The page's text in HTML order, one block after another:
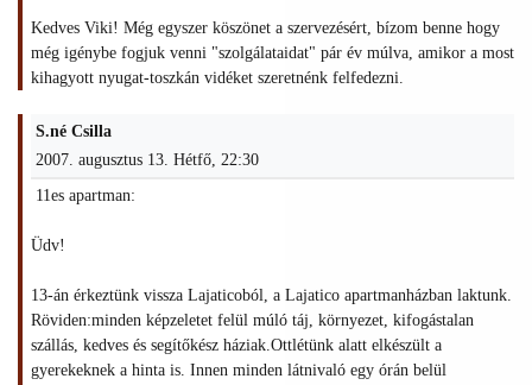
Kedves Viki! Még egyszer köszönet a szervezésért, bízom benne hogy
még igénybe fogjuk venni "szolgálataidat" pár év múlva, amikor a most
kihagyott nyugat-toszkán vidéket szeretnénk felfedezni.
S.né Csilla
2007. augusztus 13. Hétfő, 22:30
11es apartman:
Üdv!
13-án érkeztünk vissza Lajaticoból, a Lajatico apartmanházban laktunk.
Röviden:minden képzeletet felül múló táj, környezet, kifogástalan
szállás, kedves és segítőkész háziak.Ottlétünk alatt elkészült a
gyerekeknek a hinta is. Innen minden látnivaló egy órán belül